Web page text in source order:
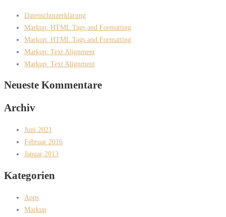
Datenschutzerklärung
Markup: HTML Tags and Formatting
Markup: HTML Tags and Formatting
Markup: Text Alignment
Markup: Text Alignment
Neueste Kommentare
Archiv
Juni 2021
Februar 2016
Januar 2013
Kategorien
Apps
Markup